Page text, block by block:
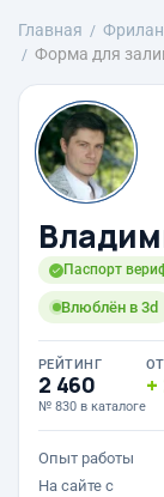
Главная
Форма для
Паспорт
Влюблён в 3d
РЕЙТИНГ
2 460
№ 830 в каталоге
Опыт работы
На сайте с